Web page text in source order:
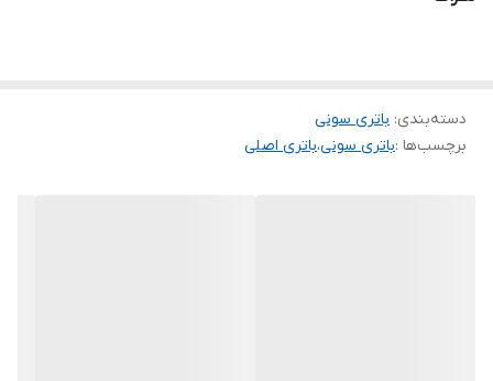
دسته‌بندی: باتری سونی
برچسب‌ها :باتری سونی،باتری اصلی